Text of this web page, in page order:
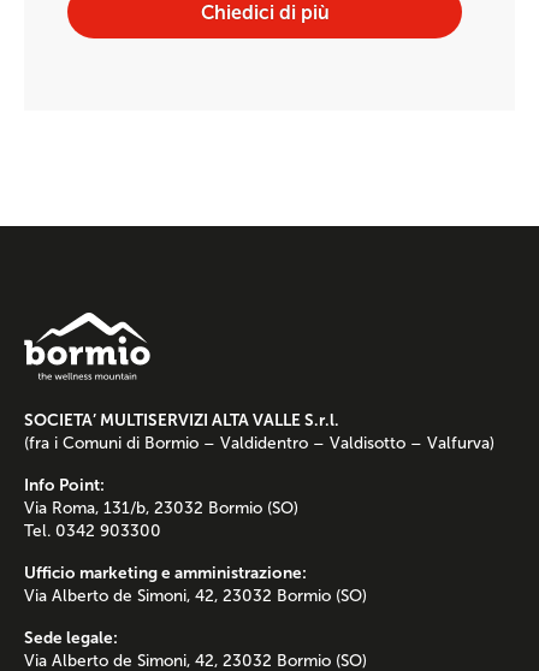
Chiedici di più
SOCIETA’ MULTISERVIZI ALTA VALLE S.r.l.
(fra i Comuni di Bormio – Valdidentro – Valdisotto – Valfurva)
Info Point:
Via Roma, 131/b, 23032 Bormio (SO)
Tel. 0342 903300
Ufficio marketing e amministrazione:
Via Alberto de Simoni, 42, 23032 Bormio (SO)
Sede legale:
Via Alberto de Simoni, 42, 23032 Bormio (SO)